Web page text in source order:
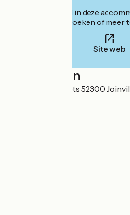
Geïnteresseerd in deze
website om te boeken of meer
Site web
Localisation
9 Rue des Porcelets 52300